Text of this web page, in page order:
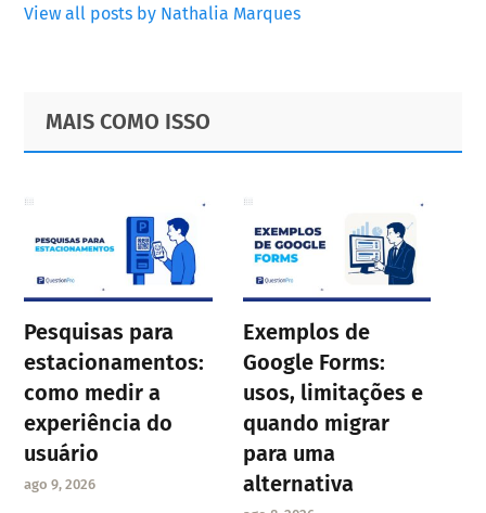
View all posts by Nathalia Marques
Primary
Sidebar
Footer
MAIS COMO ISSO
Pesquisas para
estacionamentos:
como medir a
experiência do
usuário
ago 9, 2026
Exemplos de
Google Forms:
usos, limitações e
quando migrar
para uma
alternativa